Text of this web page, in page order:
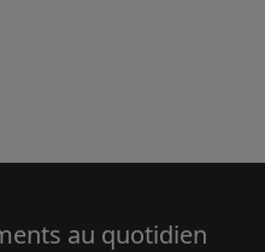
au quotidien